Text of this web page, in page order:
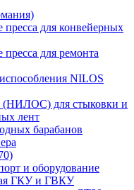
для конвейерных
для ремонта
NILOS
(НИЛОС) для стыковки и
лент
барабанов
и оборудование
ГКУ и ГВКУ